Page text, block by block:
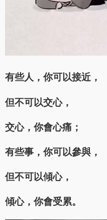
有些人，你可以接近，
但不可以交心，
交心，你會心痛；
有些事，你可以參與，
但不可以傾心，
傾心，你會受累。